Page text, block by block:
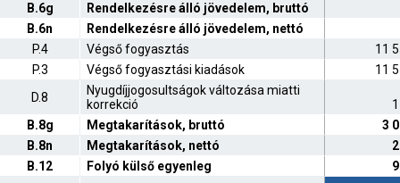
B.6g
Rendelkezésre álló jövedelem, bruttó
B.6n
Rendelkezésre álló jövedelem, nettó
P.4
Végső fogyasztás
11
P.3
Végső fogyasztási kiadások
11
D.8
Nyugdíjjogosultságok változása miatti
korrekció
B.8g
Megtakarítások, bruttó
3
B.8n
Megtakarítások, nettó
B.12
Folyó külső egyenleg